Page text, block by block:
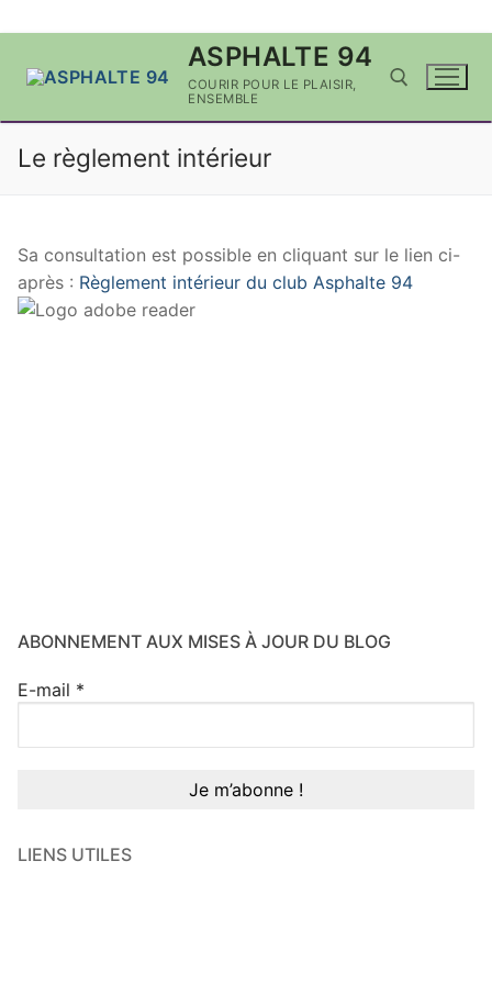
ASPHALTE 94
COURIR POUR LE PLAISIR,
ENSEMBLE
Le règlement intérieur
Sa consultation est possible en cliquant sur le lien ci-
après : Règlement intérieur du club Asphalte 94
ABONNEMENT AUX MISES À JOUR DU BLOG
E-mail *
LIENS UTILES